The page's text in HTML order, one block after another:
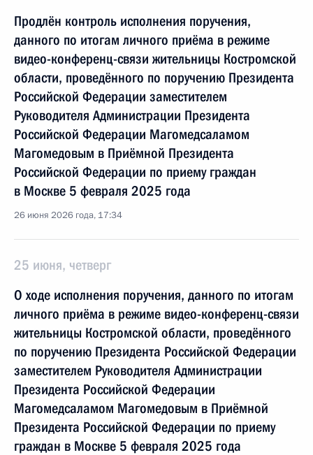
Продлён контроль исполнения поручения,
данного по итогам личного приёма в режиме
видео-конференц-связи жительницы Костромской
области, проведённого по поручению Президента
Российской Федерации заместителем
Руководителя Администрации Президента
Российской Федерации Магомедсаламом
Магомедовым в Приёмной Президента
Российской Федерации по приему граждан
в Москве 5 февраля 2025 года
26 июня 2026 года, 17:34
25 июня, четверг
О ходе исполнения поручения, данного по итогам
личного приёма в режиме видео-конференц-связи
жительницы Костромской области, проведённого
по поручению Президента Российской Федерации
заместителем Руководителя Администрации
Президента Российской Федерации
Магомедсаламом Магомедовым в Приёмной
Президента Российской Федерации по приему
граждан в Москве 5 февраля 2025 года